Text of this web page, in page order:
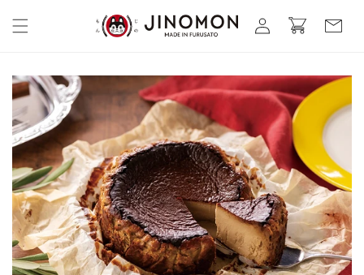
ンツに
進む
グ
イ
ー